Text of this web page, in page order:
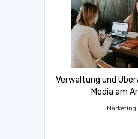
Verwaltung und
Media am
Marketing